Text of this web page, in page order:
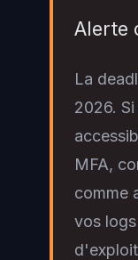
Alerte
La
2026.
MFA,
comme
vos